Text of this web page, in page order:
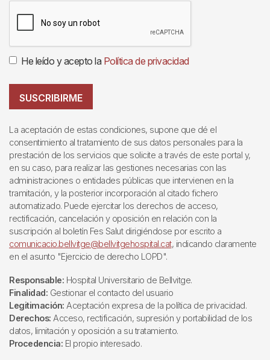
He leído y acepto la Política de privacidad
SUSCRIBIRME
La aceptación de estas condiciones, supone que dé el
consentimiento al tratamiento de sus datos personales para la
prestación de los servicios que solicite a través de este portal y,
en su caso, para realizar las gestiones necesarias con las
administraciones o entidades públicas que intervienen en la
tramitación, y la posterior incorporación al citado fichero
automatizado. Puede ejercitar los derechos de acceso,
rectificación, cancelación y oposición en relación con la
suscripción al boletín Fes Salut dirigiéndose por escrito a
comunicacio.bellvitge@bellvitgehospital.cat, indicando claramente
en el asunto "Ejercicio de derecho LOPD".
Responsable: Hospital Universitario de Bellvitge.
Finalidad: Gestionar el contacto del usuario
Legitimación: Aceptación expresa de la política de privacidad.
Derechos: Acceso, rectificación, supresión y portabilidad de los
datos, limitación y oposición a su tratamiento.
Procedencia: El propio interesado.